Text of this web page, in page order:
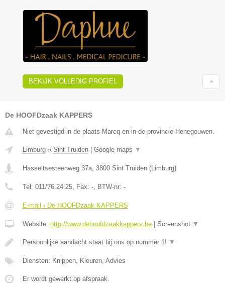
BEKIJK VOLLEDIG PROFIEL
De HOOFDzaak KAPPERS
Niet gevestigd in de plaats Marcq en in de provincie Henegouwen.
Limburg » Sint Truiden | Google maps ▼
Hasseltsesteenweg 37a 3800 Sint Truiden (Limburg)
Tel: 011/76.24.25 , Fax: - , BTW-nr: -
E-mail › De HOOFDzaak KAPPERS
Website: http://www.dehoofdzaakkappers.be | Screenshot ▼
Persoonlijke aandacht staat bij ons op nummer 1! ▼
Diensten: Knippen, Kleuren, Advies
Er wordt gewerkt op afspraak.